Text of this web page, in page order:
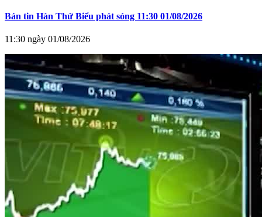
Bản tin Hàn Thử Biểu phát sóng 11:30 01/08/2026
11:30 ngày 01/08/2026